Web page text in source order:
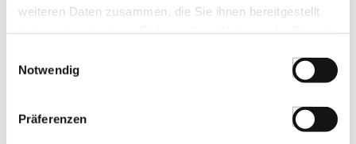
weiteren Daten zusammen, die Sie ihnen bereitgestellt
Notwendig
Präferenzen